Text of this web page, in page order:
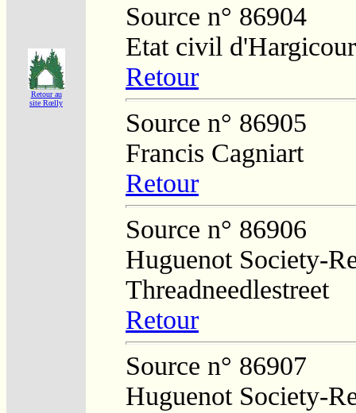
Retour au
site Rœlly
Source n° 86904
Etat civil
Retour
Source n° 86905
Francis Cagniart
Retour
Source n° 86906
Huguenot Society-
Threadneedlestreet
Retour
Source n° 86907
Huguenot Society-